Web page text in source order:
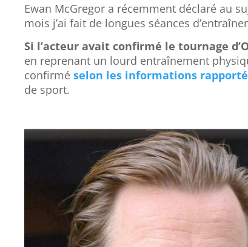
Ewan McGregor a récemment déclaré au
mois j’ai fait de longues séances
Si l’acteur avait confirmé le tournage
en reprenant un lourd entraînement
confirmé selon les informations
de sport.